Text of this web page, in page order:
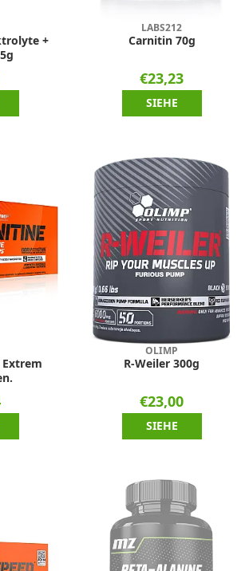
+
LABS212
Carnitin 70g
€23,23
SIEHE
Extrem
OLIMP
R-Weiler 300g
€23,00
SIEHE